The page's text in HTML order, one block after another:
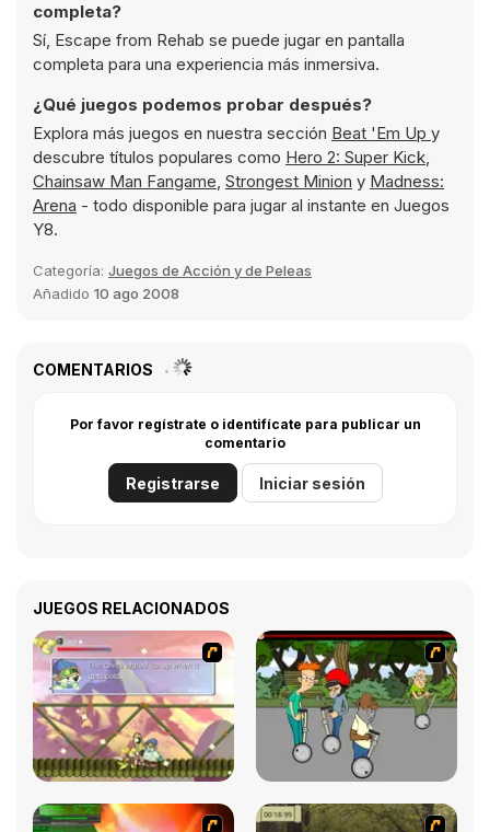
completa?
Sí, Escape from Rehab se puede jugar en pantalla
completa para una experiencia más inmersiva.
¿Qué juegos podemos probar después?
Explora más juegos en nuestra sección Beat 'Em Up y
descubre títulos populares como Hero 2: Super Kick,
Chainsaw Man Fangame, Strongest Minion y Madness:
Arena - todo disponible para jugar al instante en Juegos
Y8.
Categoría: Juegos de Acción y de Peleas
Añadido 10 ago 2008
COMENTARIOS
Por favor regístrate o identifícate para publicar un
comentario
Registrarse Iniciar sesión
JUEGOS RELACIONADOS